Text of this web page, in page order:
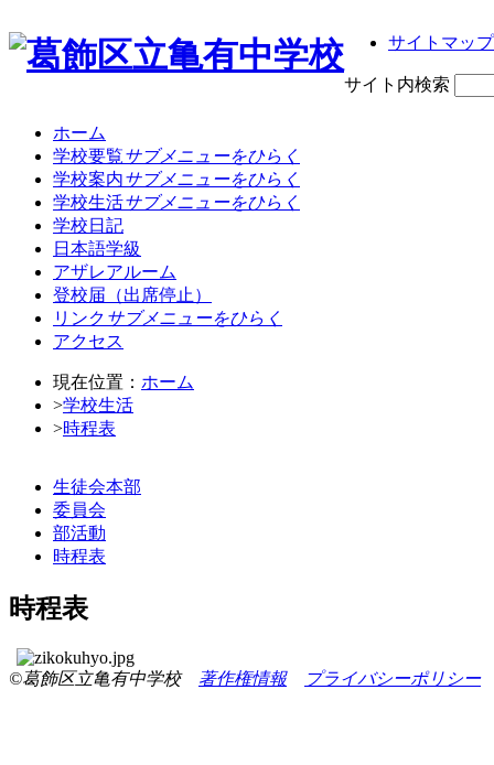
サイトマップ
サイト内検索
ホーム
学校要覧サブメニューをひらく
学校案内サブメニューをひらく
学校生活サブメニューをひらく
学校日記
日本語学級
アザレアルーム
登校届（出席停止）
リンク サブメニューをひらく
アクセス
現在位置： ホーム
>学校生活
>時程表
生徒会本部
委員会
部活動
時程表
時程表
©葛飾区立亀有中学校 著作権情報 プライバシーポリシー